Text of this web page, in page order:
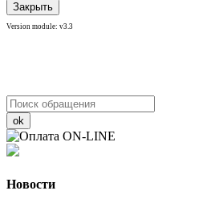
Закрыть
Version module: v3.3
ok
Новости